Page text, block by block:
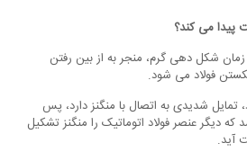
پیدا می کند؟
شکل دهی گرم، منجر به از بین رفتن
فولاد می شود.
تمایل شدیدی به اتصال با منگنز دارد، پس
که دیگر عنصر فولاد اتوماتیک را منگنز تشکیل
آید.